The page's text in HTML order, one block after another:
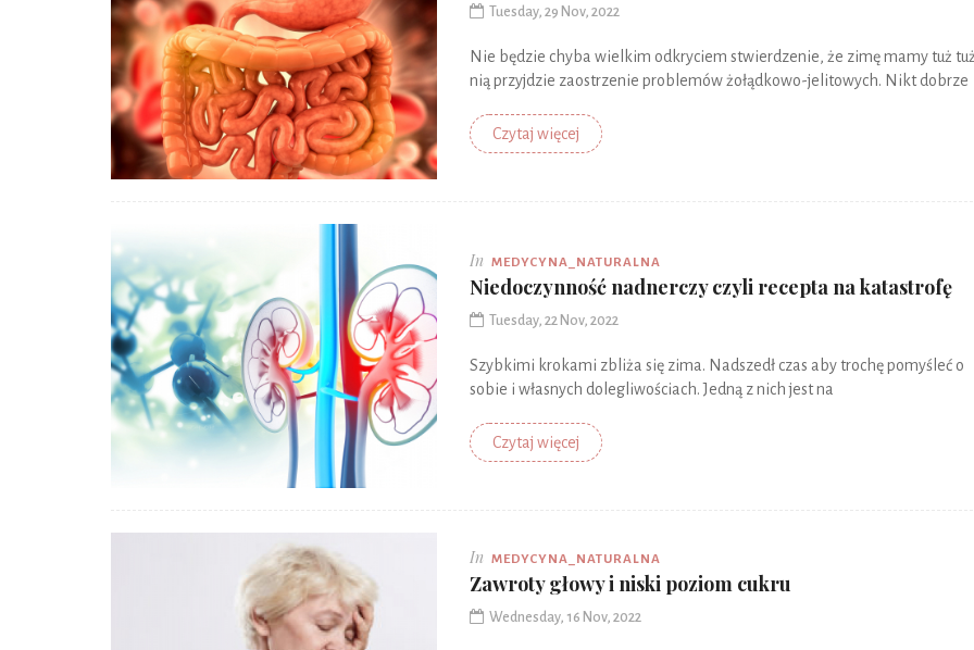
Tuesday, 29 Nov, 2022
Nie będzie chyba wielkim odkryciem stwierdzenie, że zimę mamy tuż
nią przyjdzie zaostrzenie problemów żołądkowo-jelitowych. Nikt dobrze
Czytaj więcej
In MEDYCYNA_NATURALNA
Niedoczynność nadnerczy czyli recepta na katastrofę
Tuesday, 22 Nov, 2022
Szybkimi krokami zbliża się zima. Nadszedł czas aby trochę pomyśleć o
sobie i własnych dolegliwościach. Jedną z nich jest na
Czytaj więcej
In MEDYCYNA_NATURALNA
Zawroty głowy i niski poziom cukru
Wednesday, 16 Nov, 2022